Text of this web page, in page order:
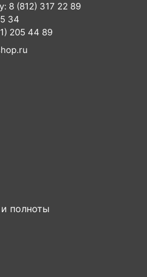
8 (812) 317 22 89
34
205 44 89
полноты